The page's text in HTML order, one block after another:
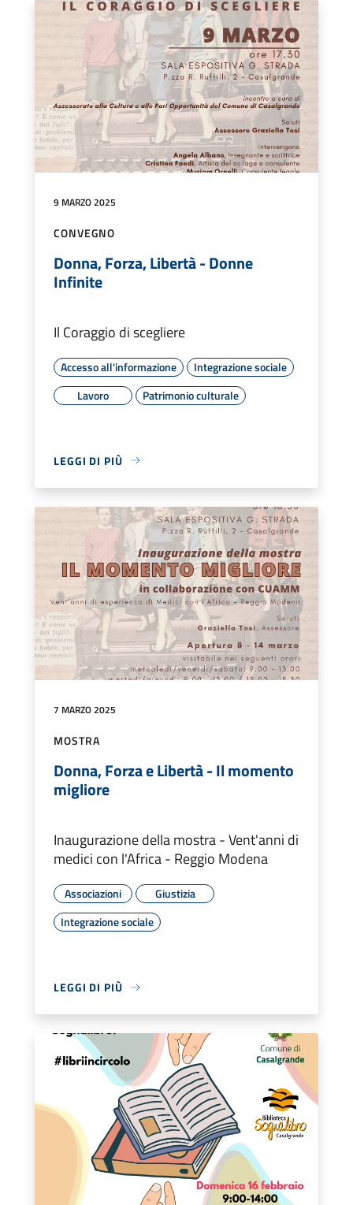
9 MARZO 2025
CONVEGNO
Donna, Forza, Libertà - Donne
Infinite
Il Coraggio di scegliere
Accesso all'informazione
Integrazione sociale
Lavoro
Patrimonio culturale
LEGGI DI PIÙ
7 MARZO 2025
MOSTRA
Donna, Forza e Libertà - Il momento
migliore
Inaugurazione della mostra - Vent'anni di
medici con l'Africa - Reggio Modena
Associazioni
Giustizia
Integrazione sociale
LEGGI DI PIÙ